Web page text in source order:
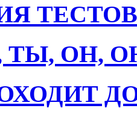
ТЕСТОВ
ТЫ, ОН,